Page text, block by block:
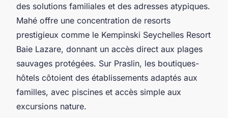
des solutions familiales et des adresses atypiques.
Mahé offre une concentration de resorts
prestigieux comme le Kempinski Seychelles Resort
Baie Lazare, donnant un accès direct aux plages
sauvages protégées. Sur Praslin, les boutiques-
hôtels côtoient des établissements adaptés aux
familles, avec piscines et accès simple aux
excursions nature.